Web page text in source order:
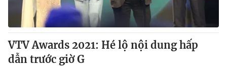
VTV Awards 2021: Hé lộ nội dung hấp
dẫn trước giờ G